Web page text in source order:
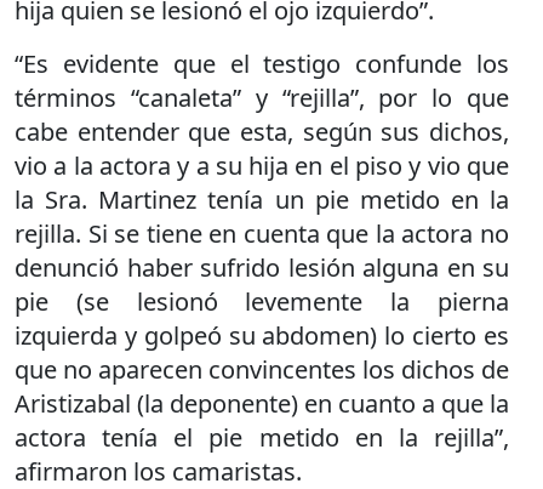
hija quien se lesionó el ojo izquierdo”.
“Es evidente que el testigo confunde los
términos “canaleta” y “rejilla”, por lo que
cabe entender que esta, según sus dichos,
vio a la actora y a su hija en el piso y vio que
la Sra. Martinez tenía un pie metido en la
rejilla. Si se tiene en cuenta que la actora no
denunció haber sufrido lesión alguna en su
pie (se lesionó levemente la pierna
izquierda y golpeó su abdomen) lo cierto es
que no aparecen convincentes los dichos de
Aristizabal (la deponente) en cuanto a que la
actora tenía el pie metido en la rejilla”,
afirmaron los camaristas.